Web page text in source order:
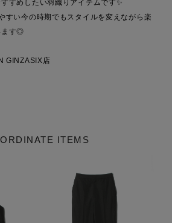
すめしたい羽織りアイテムです✨
すい今の時期でもスタイルを変えながら楽
ます◎
GINZASIX店
ITEMS